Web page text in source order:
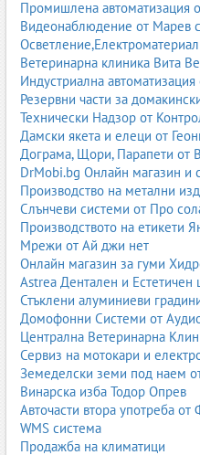
Промишлена автоматизация
Видеонаблюдение от Марев
Ветеринарна клиника Вита
Индустриална
Резервни части за
Технически Надзор от
Дамски якета и елеци от
Дограма, Щори, Парапети от
DrMobi.bg Онлайн магазин и
Производство на метални
Слънчеви системи от Про
Производството на етикети
Мрежи от Ай джи нет
Онлайн магазин за гуми
Astrea Дентален и Естетичен
Стъклени алуминиеви
Домофонни Системи от
Централна Ветеринарна
Сервиз на мотокари и
Земеделски земи под наем
Винарска изба Тодор Опрев
Авточасти втора употреба от
WMS система
Продажба на климатици